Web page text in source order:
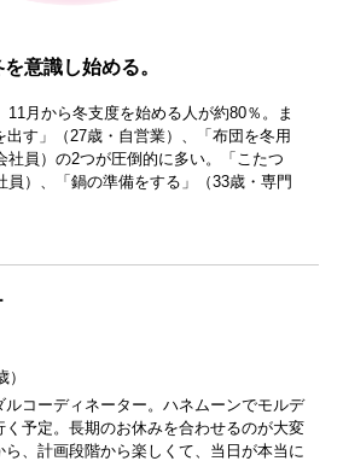
意識し始める。
11月から冬支度を始める人が約80％。ま
出す」（27歳・自営業）、「布団を冬用
社員）の2つが圧倒的に多い。「こたつ
員）、「鍋の準備をする」（33歳・専門
）
ルコーディネーター。ハネムーンでモルデ
く予定。長期のお休みを合わせるのが大変
ら、計画段階から楽しくて、当日が本当に